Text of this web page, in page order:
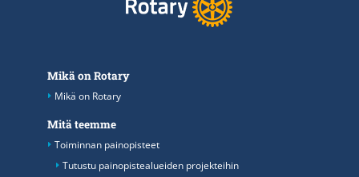
Mikä on Rotary
Mikä on Rotary
Mitä teemme
Toiminnan painopisteet
Tutustu painopistealueiden projekteihin